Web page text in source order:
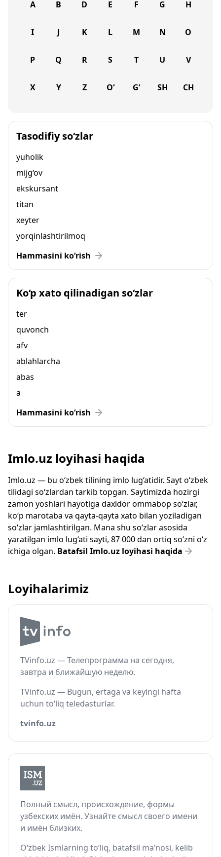
A B D E F G H
I J K L M N O
P Q R S T U V
X Y Z O‘ G‘ SH CH
Tasodifiy so‘zlar
yuholik
mijg‘ov
ekskursant
titan
xeyter
yorqinlashtirilmoq
Hammasini ko‘rish
Ko‘p xato qilinadigan so‘zlar
ter
quvonch
afv
ablahlarcha
abas
a
Hammasini ko‘rish
Imlo.uz loyihasi haqida
Imlo.uz — bu o‘zbek tilining imlo lug‘atidir. Sayt o‘zbek
tilidagi so‘zlardan tarkib topgan. Saytimizda hozirgi
zamon yoshlari hayotiga daxldor ommabop so‘zlar,
ko‘p marotaba va qayta-qayta xato bilan yoziladigan
so‘zlar jamlashtirilgan. Mana shu so‘zlar asosida
yaratilgan imlo lug‘ati sayti, 87 000 dan ortiq so‘zni o‘z
ichiga olgan. Batafsil Imlo.uz loyihasi haqida
Loyihalarimiz
TVinfo.uz — Телепрограмма на сегодня,
завтра и ближайшую неделю.
TVinfo.uz — Bugun, ertaga va keyingi hafta
uchun to‘liq teledasturlar.
tvinfo.uz
Полный смысл, происхождение, формы
узбекских имён. Узнайте смысл своего имени
и имён близких.
O‘zbek Ismlarning to‘liq, batafsil ma’nosi, kelib